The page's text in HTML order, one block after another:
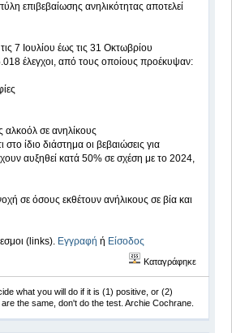
επιβεβαίωσης ανηλικότητας αποτελεί
7 Ιουλίου έως τις 31 Οκτωβρίου
έλεγχοι, από τους οποίους προέκυψαν:
σε ανηλίκους
ίδιο διάστημα οι βεβαιώσεις για
αυξηθεί κατά 50% σε σχέση με το 2024,
σε όσους εκθέτουν ανήλικους σε βία και
(links). Εγγραφή ή Είσοδος
Καταγράφηκε
what you will do if it is (1) positive, or (2)
the same, don't do the test. Archie Cochrane.